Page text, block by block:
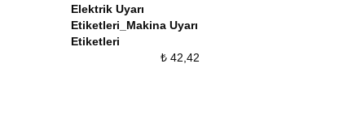
Elektrik Uyarı
Etiketleri_Makina Uyarı
Etiketleri
₺42,42